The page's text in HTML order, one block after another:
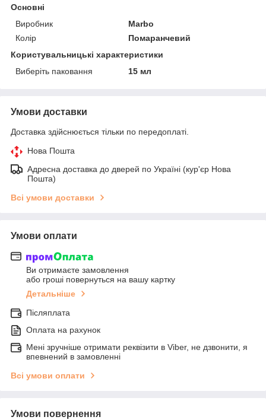
Основні
Виробник
Marbo
Колір
Помаранчевий
Користувальницькі характеристики
Виберіть паковання
15 мл
Умови доставки
Доставка здійснюється тільки по передоплаті.
Нова Пошта
Адресна доставка до дверей по Україні (кур'єр Нова
Пошта)
Всі умови доставки
Умови оплати
Ви отримаєте замовлення
або гроші повернуться на вашу картку
Детальніше
Післяплата
Оплата на рахунок
Мені зручніше отримати реквізити в Viber, не дзвонити, я
впевнений в замовленні
Всі умови оплати
Умови повернення